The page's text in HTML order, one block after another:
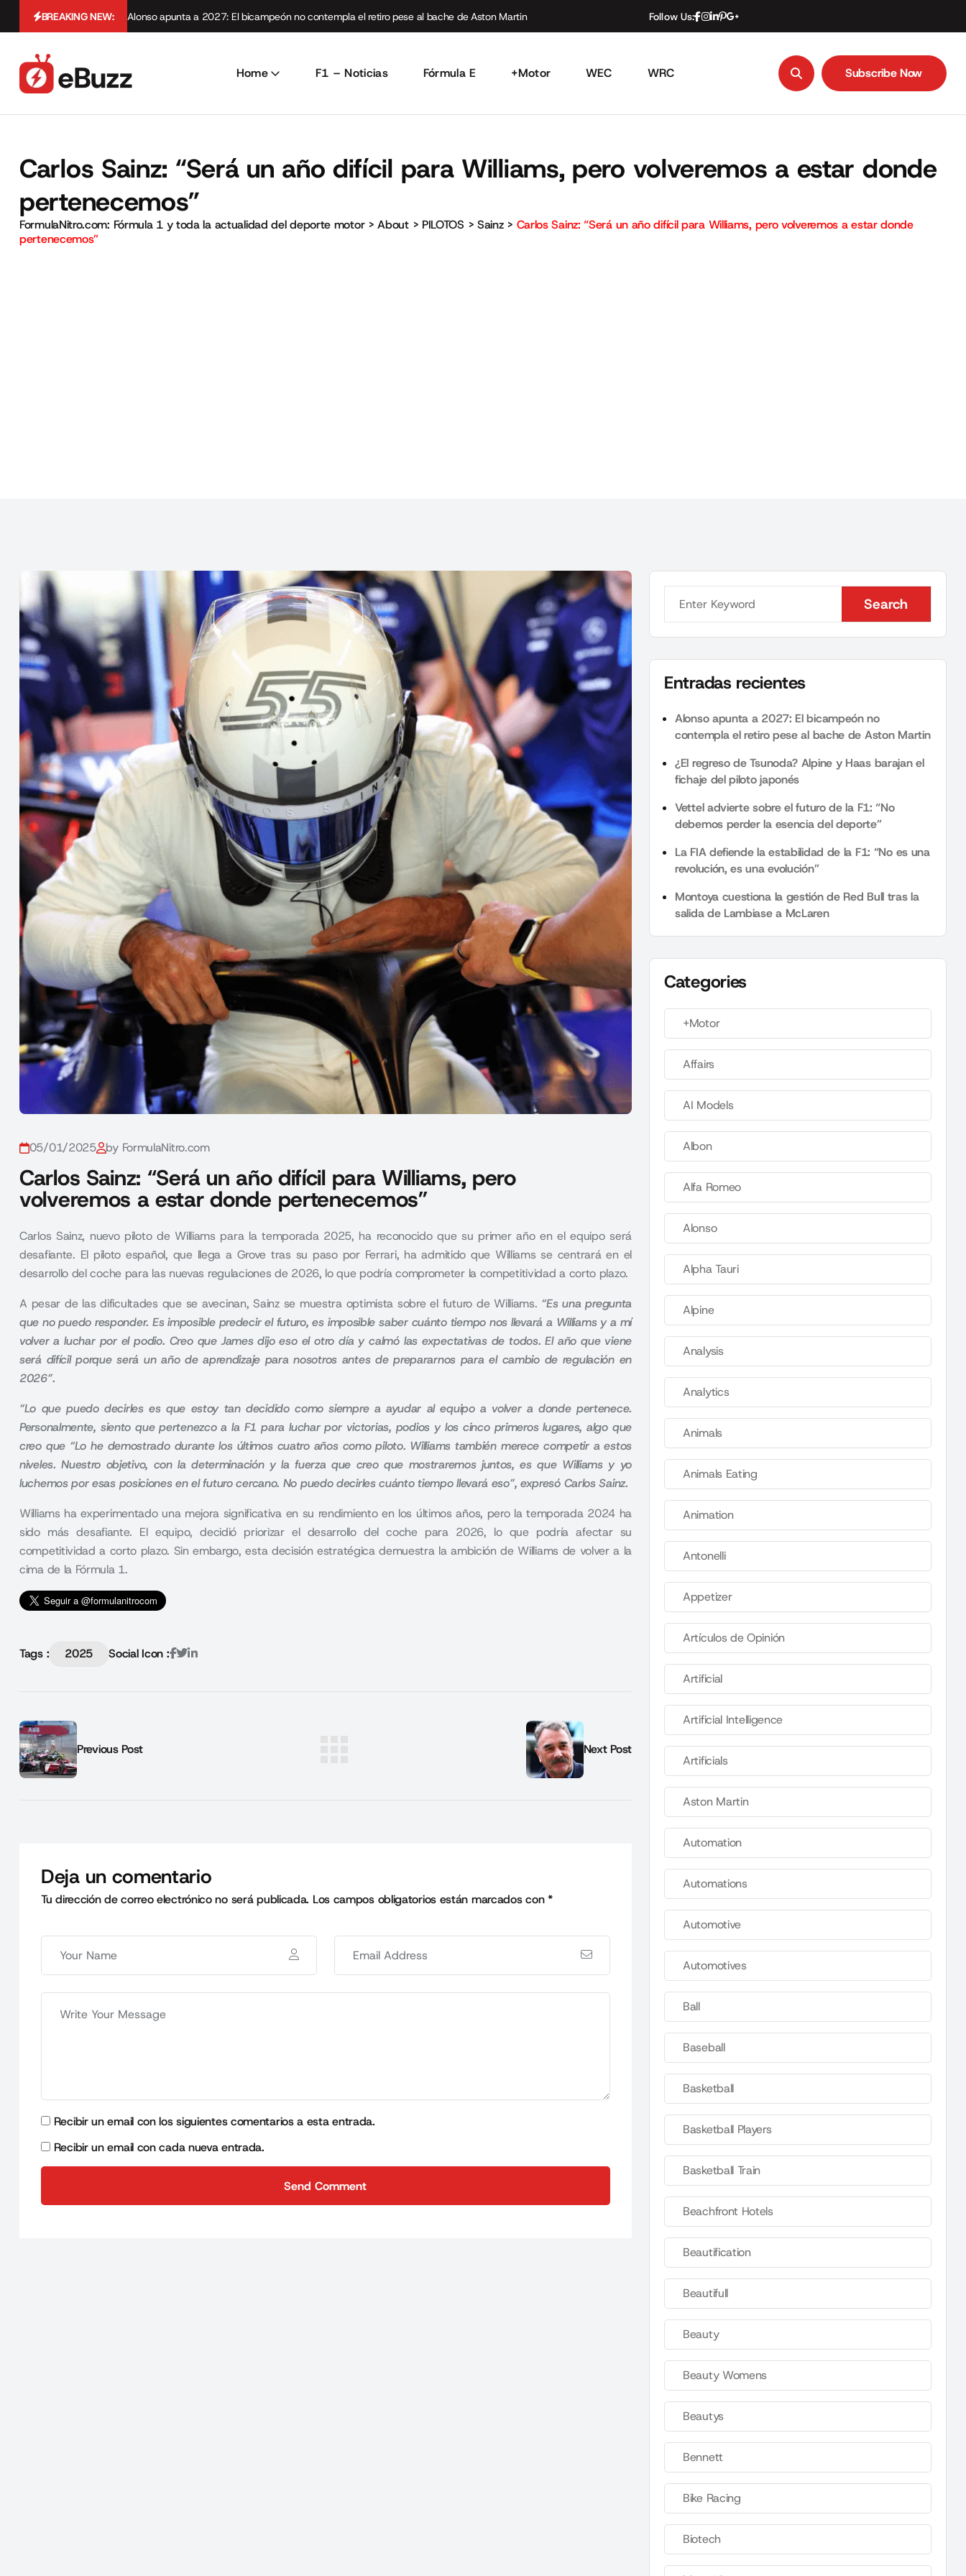
BREAKING NEW: Alonso apunta a 2027: El bicampeón no contempla el retiro pese al bache de Aston Martin Follow Us:
Home F1 – Noticias Fórmula E +Motor WEC WRC Subscribe Now
Carlos Sainz: “Será un año difícil para Williams, pero volveremos a estar donde
pertenecemos”
FormulaNitro.com: Fórmula 1 y toda la actualidad del deporte motor>About> PILOTOS > Sainz> Carlos Sainz: “Será un año difícil para Williams, pero volveremos a estar donde
pertenecemos”
05/01/2025 by FormulaNitro.com
Carlos Sainz: “Será un año difícil para Williams, pero
volveremos a estar donde pertenecemos”
Carlos Sainz, nuevo piloto de Williams para la temporada 2025, ha reconocido que su primer año en el equipo será
desafiante. El piloto español, que llega a Grove tras su paso por Ferrari, ha admitido que Williams se centrará en el
desarrollo del coche para las nuevas regulaciones de 2026, lo que podría comprometer la competitividad a corto plazo.
A pesar de las dificultades que se avecinan, Sainz se muestra optimista sobre el futuro de Williams. “Es una pregunta
que no puedo responder. Es imposible predecir el futuro, es imposible saber cuánto tiempo nos llevará a Williams y a mí
volver a luchar por el podio. Creo que James dijo eso el otro día y calmó las expectativas de todos. El año que viene
será difícil porque será un año de aprendizaje para nosotros antes de prepararnos para el cambio de regulación en
2026”.
“Lo que puedo decirles es que estoy tan decidido como siempre a ayudar al equipo a volver a donde pertenece.
Personalmente, siento que pertenezco a la F1 para luchar por victorias, podios y los cinco primeros lugares, algo que
creo que “Lo he demostrado durante los últimos cuatro años como piloto. Williams también merece competir a estos
niveles. Nuestro objetivo, con la determinación y la fuerza que creo que mostraremos juntos, es que Williams y yo
luchemos por esas posiciones en el futuro cercano. No puedo decirles cuánto tiempo llevará eso”, expresó Carlos Sainz.
Williams ha experimentado una mejora significativa en su rendimiento en los últimos años, pero la temporada 2024 ha
sido más desafiante. El equipo, decidió priorizar el desarrollo del coche para 2026, lo que podría afectar su
competitividad a corto plazo. Sin embargo, esta decisión estratégica demuestra la ambición de Williams de volver a la
cima de la Fórmula 1.
Tags : 2025 Social Icon :
Previous Post Next Post
Deja un comentario
Tu dirección de correo electrónico no será publicada. Los campos obligatorios están marcados con*
Recibir un email con los siguientes comentarios a esta entrada.
Recibir un email con cada nueva entrada.
Send Comment
Search
Search
Entradas recientes
Alonso apunta a 2027: El bicampeón no
contempla el retiro pese al bache de Aston Martin
¿El regreso de Tsunoda? Alpine y Haas barajan el
fichaje del piloto japonés
Vettel advierte sobre el futuro de la F1: “No
debemos perder la esencia del deporte”
La FIA defiende la estabilidad de la F1: “No es una
revolución, es una evolución”
Montoya cuestiona la gestión de Red Bull tras la
salida de Lambiase a McLaren
Categories
+Motor
Affairs
AI Models
Albon
Alfa Romeo
Alonso
Alpha Tauri
Alpine
Analysis
Analytics
Animals
Animals Eating
Animation
Antonelli
Appetizer
Artículos de Opinión
Artificial
Artificial Intelligence
Artificials
Aston Martin
Automation
Automations
Automotive
Automotives
Ball
Baseball
Basketball
Basketball Players
Basketball Train
Beachfront Hotels
Beautification
Beautifull
Beauty
Beauty Womens
Beautys
Bennett
Bike Racing
Biotech